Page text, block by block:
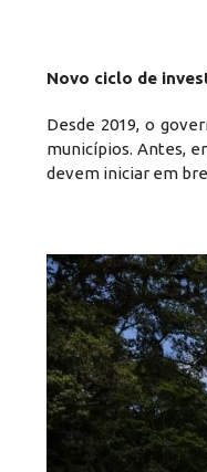
Novo ciclo de
Desde 2019, o
municípios. Antes,
devem iniciar em